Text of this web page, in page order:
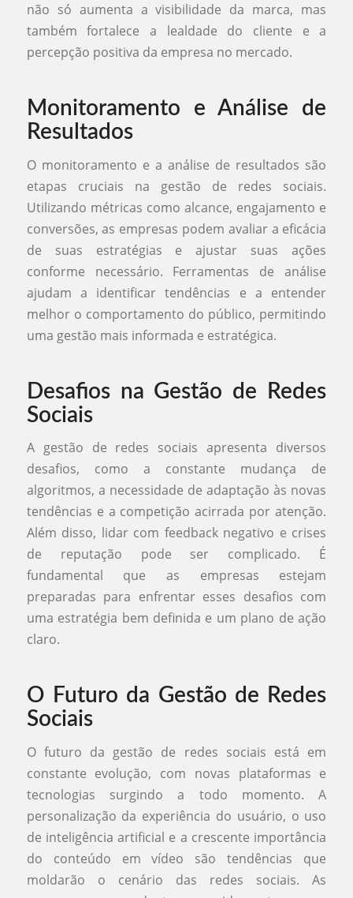
não só aumenta a visibilidade da marca, mas
também fortalece a lealdade do cliente e a
percepção positiva da empresa no mercado.
Monitoramento e Análise de
Resultados
O monitoramento e a análise de resultados são
etapas cruciais na gestão de redes sociais.
Utilizando métricas como alcance, engajamento e
conversões, as empresas podem avaliar a eficácia
de suas estratégias e ajustar suas ações
conforme necessário. Ferramentas de análise
ajudam a identificar tendências e a entender
melhor o comportamento do público, permitindo
uma gestão mais informada e estratégica.
Desafios na Gestão de Redes
Sociais
A gestão de redes sociais apresenta diversos
desafios, como a constante mudança de
algoritmos, a necessidade de adaptação às novas
tendências e a competição acirrada por atenção.
Além disso, lidar com feedback negativo e crises
de reputação pode ser complicado. É
fundamental que as empresas estejam
preparadas para enfrentar esses desafios com
uma estratégia bem definida e um plano de ação
claro.
O Futuro da Gestão de Redes
Sociais
O futuro da gestão de redes sociais está em
constante evolução, com novas plataformas e
tecnologias surgindo a todo momento. A
personalização da experiência do usuário, o uso
de inteligência artificial e a crescente importância
do conteúdo em vídeo são tendências que
moldarão o cenário das redes sociais. As